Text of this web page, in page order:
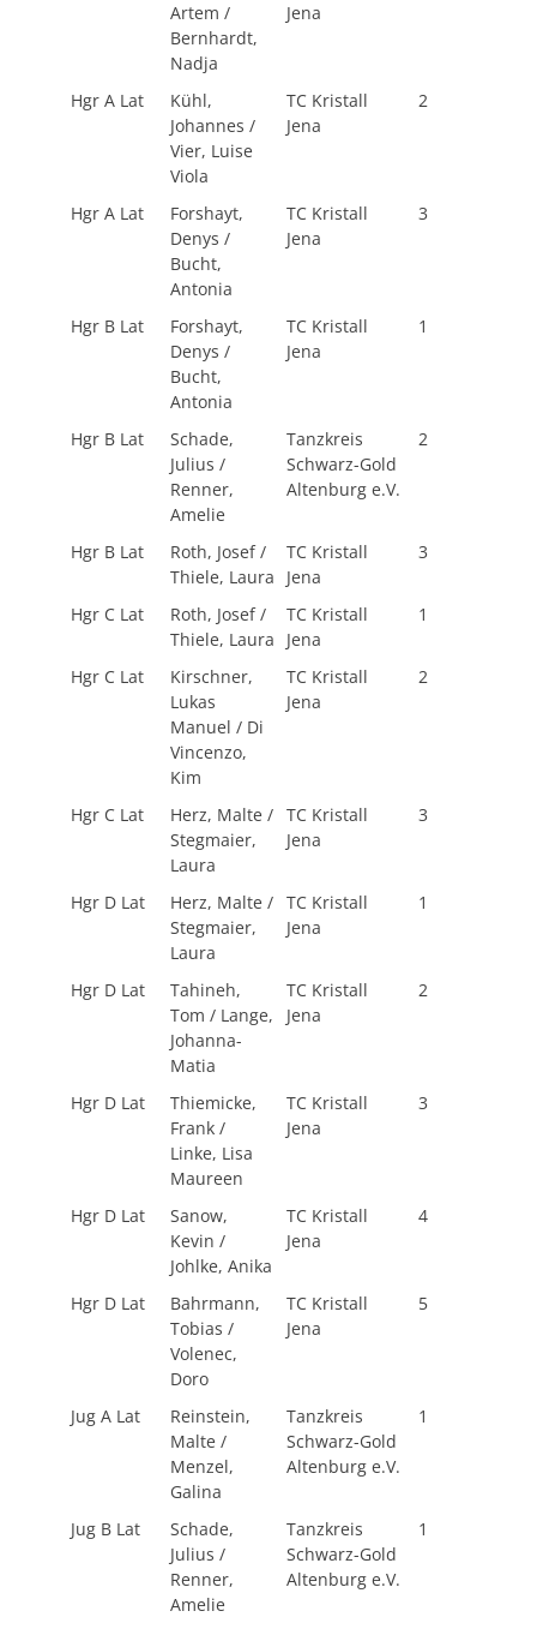
Artem /
Bernhardt,
Nadja
Jena
Hgr A Lat
Kühl,
Johannes /
Vier, Luise
Viola
TC Kristall
Jena
2
Hgr A Lat
Forshayt,
Denys /
Bucht,
Antonia
TC Kristall
Jena
3
Hgr B Lat
Forshayt,
Denys /
Bucht,
Antonia
TC Kristall
Jena
1
Hgr B Lat
Schade,
Julius /
Renner,
Amelie
Tanzkreis
Schwarz-Gold
Altenburg e.V.
2
Hgr B Lat
Roth, Josef /
Thiele, Laura
TC Kristall
Jena
3
Hgr C Lat
Roth, Josef /
Thiele, Laura
TC Kristall
Jena
1
Hgr C Lat
Kirschner,
Lukas
Manuel / Di
Vincenzo,
Kim
TC Kristall
Jena
2
Hgr C Lat
Herz, Malte /
Stegmaier,
Laura
TC Kristall
Jena
3
Hgr D Lat
Herz, Malte /
Stegmaier,
Laura
TC Kristall
Jena
1
Hgr D Lat
Tahineh,
Tom / Lange,
Johanna-
Matia
TC Kristall
Jena
2
Hgr D Lat
Thiemicke,
Frank /
Linke, Lisa
Maureen
TC Kristall
Jena
3
Hgr D Lat
Sanow,
Kevin /
Johlke, Anika
TC Kristall
Jena
4
Hgr D Lat
Bahrmann,
Tobias /
Volenec,
Doro
TC Kristall
Jena
5
Jug A Lat
Reinstein,
Malte /
Menzel,
Galina
Tanzkreis
Schwarz-Gold
Altenburg e.V.
1
Jug B Lat
Schade,
Julius /
Renner,
Amelie
Tanzkreis
Schwarz-Gold
Altenburg e.V.
1